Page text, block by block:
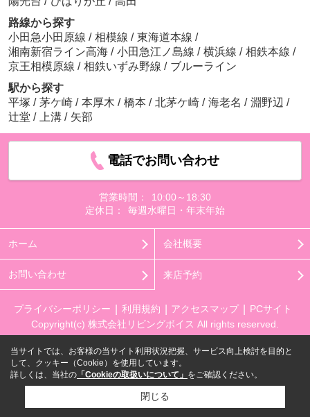
路線から探す
小田急小田原線 / 相模線 / 東海道本線 /
湘南新宿ライン高海 / 小田急江ノ島線 / 横浜線 / 相鉄本線 /
京王相模原線 / 相鉄いずみ野線 / ブルーライン
駅から探す
平塚 / 茅ケ崎 / 本厚木 / 橋本 / 北茅ケ崎 / 海老名 / 淵野辺 /
辻堂 / 上溝 / 矢部
電話でお問い合わせ
営業時間：
10:00～18:30
定休日：
毎週水曜日・年末年始
ホーム 会社概要
お問い合わせ 来店予約
プライバシーポリシー 利用規約 アクセスマップ
PCサイト
Copyright(c) 株式会社リビングボイス All rights reserved.
当サイトでは、お客様の当サイト利用状況把握、サービス向上検討を目的と
して、クッキー（Cookie）を使用しています。
詳しくは、当社の 「Cookieの取扱いについて」 をご確認ください。
閉じる